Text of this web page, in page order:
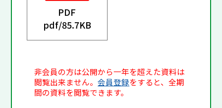
PDF
pdf/85.7KB
非会員の方は公開から一年を超えた資料は
閲覧出来ません。会員登録をすると、全期
間の資料を閲覧できます。